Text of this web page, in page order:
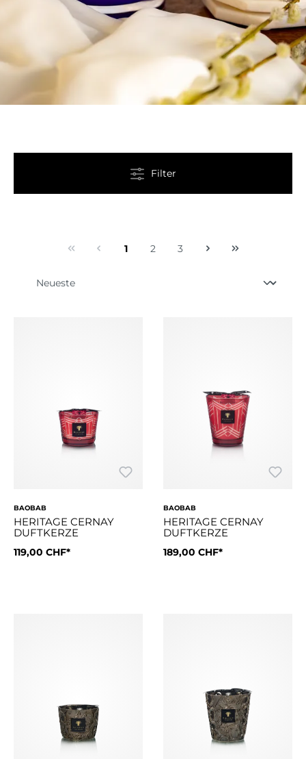
Filter
1 2 3
BAOBAB
HERITAGE CERNAY
DUFTKERZE
119,00 CHF*
BAOBAB
HERITAGE CERNAY
DUFTKERZE
189,00 CHF*